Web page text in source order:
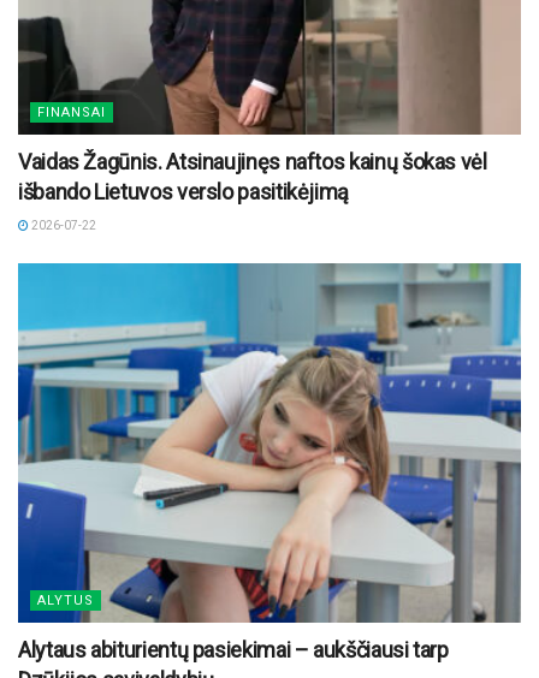
FINANSAI
Vaidas Žagūnis. Atsinaujinęs naftos kainų šokas vėl
išbando Lietuvos verslo pasitikėjimą
2026-07-22
ALYTUS
Alytaus abiturientų pasiekimai – aukščiausi tarp